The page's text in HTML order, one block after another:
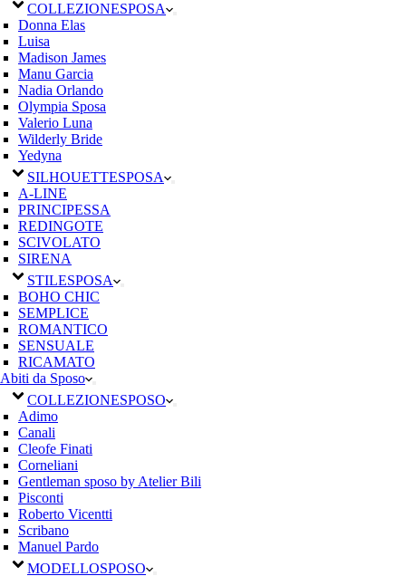
COLLEZIONESPOSA
Donna Elas
Luisa
Madison James
Manu Garcia
Nadia Orlando
Olympia Sposa
Valerio Luna
Wilderly Bride
Yedyna
SILHOUETTESPOSA
A-LINE
PRINCIPESSA
REDINGOTE
SCIVOLATO
SIRENA
STILESPOSA
BOHO CHIC
SEMPLICE
ROMANTICO
SENSUALE
RICAMATO
Abiti da Sposo
COLLEZIONESPOSO
Adimo
Canali
Cleofe Finati
Corneliani
Gentleman sposo by Atelier Bili
Pisconti
Roberto Vicentti
Scribano
Manuel Pardo
MODELLOSPOSO